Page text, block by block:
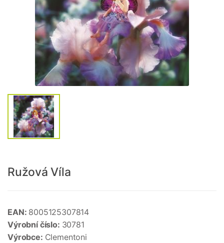
Ružová Víla
EAN: 8005125307814
Výrobní číslo: 30781
Výrobce: Clementoni